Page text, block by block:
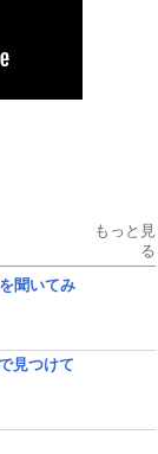
もっと見
る
聞いてみ
見つけて